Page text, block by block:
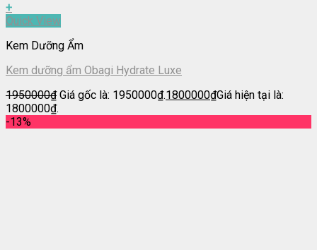
+
Quick View
Kem Dưỡng Ẩm
Kem dưỡng ẩm Obagi Hydrate Luxe
1950000₫ Giá gốc là: 1950000₫.1800000₫Giá hiện tại là:
1800000₫.
-13%